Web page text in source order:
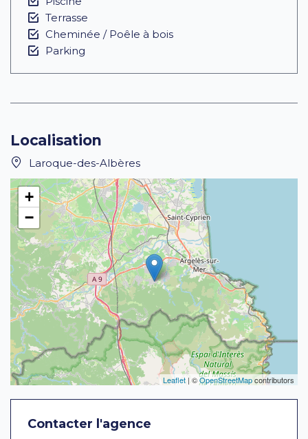
Terrasse
Cheminée / Poêle à bois
Parking
Localisation
Laroque-des-Albères
+
−
Leaflet | ©OpenStreetMapcontributors
Contacter l'agence